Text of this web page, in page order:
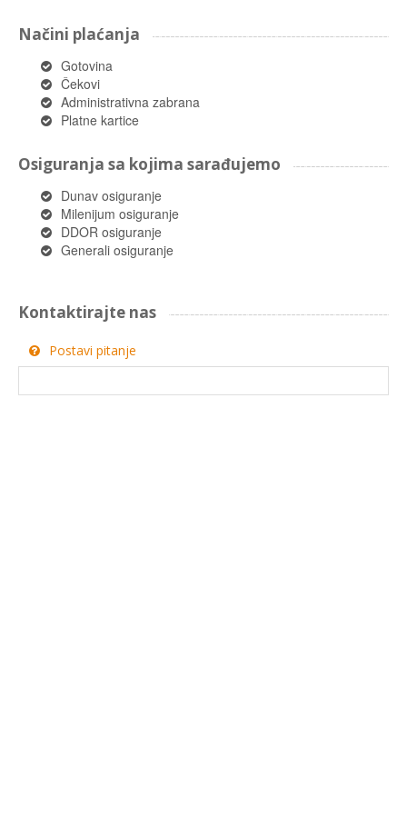
Načini plaćanja
Gotovina
Čekovi
Administrativna zabrana
Platne kartice
Osiguranja sa kojima sarađujemo
Dunav osiguranje
Milenijum osiguranje
DDOR osiguranje
Generali osiguranje
Kontaktirajte nas
Postavi pitanje